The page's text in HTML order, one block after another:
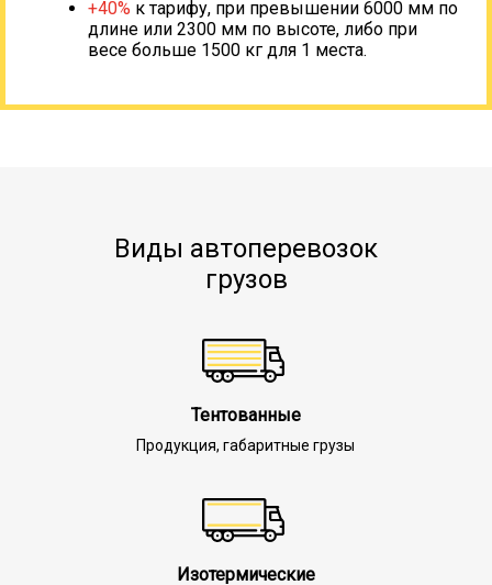
+40% к тарифу, при превышении 6000 мм по
длине или 2300 мм по высоте, либо при
весе больше 1500 кг для 1 места.
Виды автоперевозок
грузов
Тентованные
Продукция, габаритные грузы
Изотермические